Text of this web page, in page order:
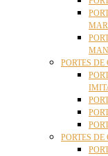
PORTES
PORTES